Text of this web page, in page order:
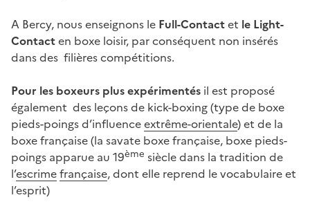
A Bercy, nous enseignons le Full-Contactet le Light-
Contacten boxe loisir, par conséquent non insérés
dans des filières compétitions.
Pour les boxeurs plus expérimentés il est proposé
également des leçons de kick-boxing (type de boxe
pieds-poings d’influenceextrême-orientale) et de la
boxe française (la savate boxe française, boxe pieds-
poings apparue au 19ème siècle dans la tradition de
l’escrimefrançaise, dont elle reprend le vocabulaire et
l’esprit)